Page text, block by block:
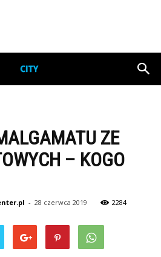
ZE
– KOGO
- 28 czerwca 2019
2284